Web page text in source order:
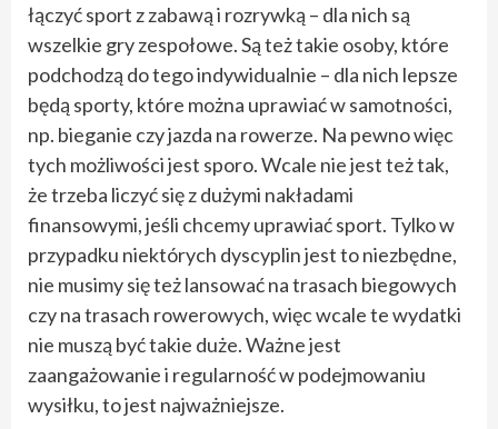
łączyć sport z zabawą i rozrywką – dla nich są
wszelkie gry zespołowe. Są też takie osoby, które
podchodzą do tego indywidualnie – dla nich lepsze
będą sporty, które można uprawiać w samotności,
np. bieganie czy jazda na rowerze. Na pewno więc
tych możliwości jest sporo. Wcale nie jest też tak,
że trzeba liczyć się z dużymi nakładami
finansowymi, jeśli chcemy uprawiać sport. Tylko w
przypadku niektórych dyscyplin jest to niezbędne,
nie musimy się też lansować na trasach biegowych
czy na trasach rowerowych, więc wcale te wydatki
nie muszą być takie duże. Ważne jest
zaangażowanie i regularność w podejmowaniu
wysiłku, to jest najważniejsze.